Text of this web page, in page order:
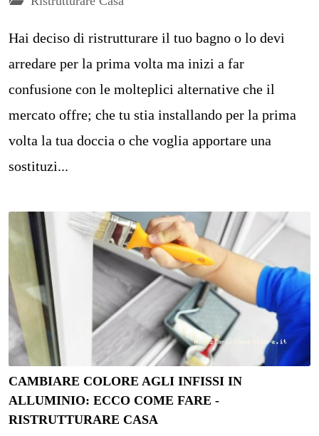
Hai deciso di ristrutturare il tuo bagno o lo devi
arredare per la prima volta ma inizi a far
confusione con le molteplici alternative che il
mercato offre; che tu stia installando per la prima
volta la tua doccia o che voglia apportare una
sostituzi...
CAMBIARE COLORE AGLI INFISSI IN
ALLUMINIO: ECCO COME FARE -
RISTRUTTURARE CASA